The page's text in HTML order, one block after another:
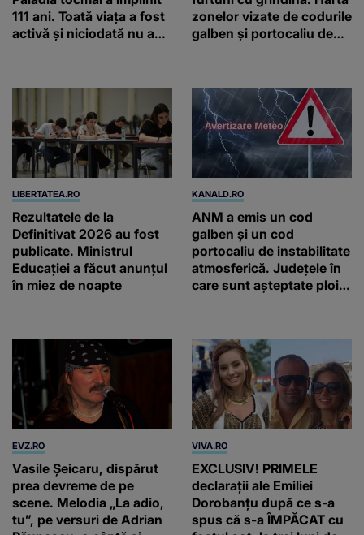
111 ani. Toată viața a fost
activă și niciodată nu a
va vrea Dumnezeu, ne
zonelor vizate de codurile
galben și portocaliu de
LIBERTATEA.RO
Rezultatele de la
Definitivat 2026 au fost
publicate. Ministrul
Educației a făcut anunțul
în miez de noapte
KANALD.RO
ANM a emis un cod
galben și un cod
portocaliu de instabilitate
atmosferică. Județele în
care sunt așteptate ploi
EVZ.RO
Vasile Șeicaru, dispărut
prea devreme de pe
scene. Melodia „La adio,
tu”, pe versuri de Adrian
VIVA.RO
EXCLUSIV! PRIMELE
declarații ale Emiliei
Dorobanțu după ce s-a
spus că s-a ÎMPĂCAT cu